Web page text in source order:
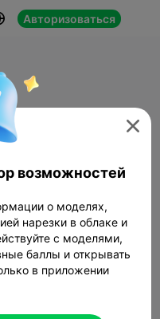
Авторизоваться

возможностей
о моделях,
нарезки в облаке и
с моделями,
баллы и открывать
в приложении